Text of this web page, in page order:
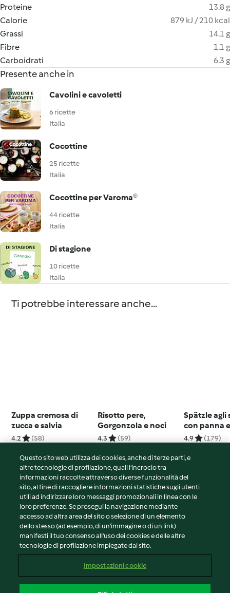
Proteine
13.8 g
Calorie
879 kJ / 210 kcal
Grassi
14.1 g
Fibre
1.1 g
Carboidrati
6.3 g
Presente anche in
Cavolini e cavoletti
6 ricette
Italia
Cocottine
25 ricette
Italia
Cocottine per Varoma®
44 ricette
Italia
Di stagione
10 ricette
Italia
Ti potrebbe interessare anche...
Zuppa cremosa di
zucca e salvia
4.2 (58)
Risotto pere,
Gorgonzola e noci
4.3 (59)
Spätzle agli
con panna
4.9 (179)
© Copyright 2026
Termini del servizio
Informativa sulla privacy
Avvertenze generali
Note legali
Contenuto del rapporto
Questo sito web utilizza dei cookies, anche di terze parti, e
altre tecnologie di profilazione, quali l’incrocio tra
informazioni raccolte attraverso diverse funzionalità del
sito, al fine di raccogliere informazioni statistiche sugli utenti
utili ad indirizzare loro messaggi promozionali in linea con le
loro preferenze. Se prosegui la navigazione mediante
accesso ad altra area del sito o selezione di un elemento
dello stesso (ad esempio, di un'immagine o di un link)
manifesti il tuo consenso all'uso dei cookies e delle altre
tecnologie di profilazione impiegate dal sito.
Impostazioni cookie